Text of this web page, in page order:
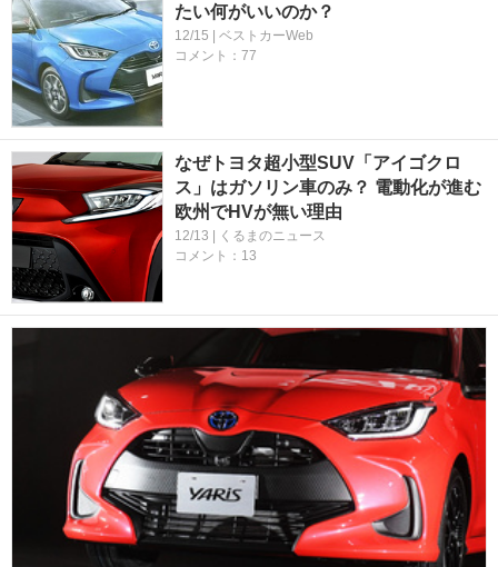
たい何がいいのか？
12/15 | ベストカーWeb
コメント：77
なぜトヨタ超小型SUV「アイゴクロ
ス」はガソリン車のみ？ 電動化が進む
欧州でHVが無い理由
12/13 | くるまのニュース
コメント：13